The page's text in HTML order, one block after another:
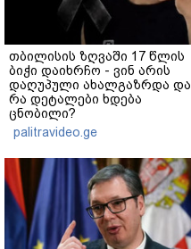
თბილისის ზღვაში 17 წლის
ბიჭი დაიხრჩო - ვინ არის
დაღუპული ახალგაზრდა და
რა დეტალები ხდება
ცნობილი?
palitravideo.ge